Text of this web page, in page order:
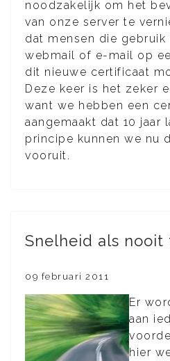
noodzakelijk om het
van onze server te
dat mensen die gebruik
webmail of e-mail op
dit nieuwe certificaat
Deze keer is het zeker
want we hebben een
aangemaakt dat 10 jaar
principe kunnen we nu
vooruit.
Snelheid als nooit
09 februari 2011
Er
aan
hier